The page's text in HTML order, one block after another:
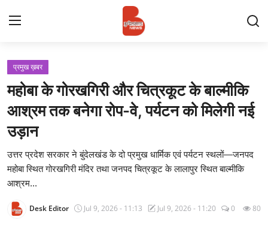
Login
प्रमुख ख़बर
अपना शहर
राज्य
बुन्देलखण्ड
प्रमुख ख़बर
महोबा के गोरखगिरी और चित्रकूट के बाल्मीकि
आश्रम तक बनेगा रोप-वे, पर्यटन को मिलेगी नई
उड़ान
उत्तर प्रदेश सरकार ने बुंदेलखंड के दो प्रमुख धार्मिक एवं पर्यटन स्थलों—जनपद
महोबा स्थित गोरखगिरी मंदिर तथा जनपद चित्रकूट के लालापुर स्थित बाल्मीकि
आश्रम...
Desk Editor Jul 9, 2026 - 11:13 Jul 9, 2026 - 11:20 0 80